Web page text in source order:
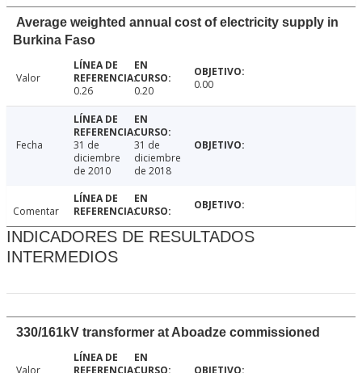
Average weighted annual cost of electricity supply in
Burkina Faso
Valor
0.26
0.20 0.00
Fecha
31 de
diciembre
de 2010
31 de
diciembre
de 2018
Comentar
INDICADORES DE RESULTADOS
INTERMEDIOS
330/161kV transformer at Aboadze commissioned